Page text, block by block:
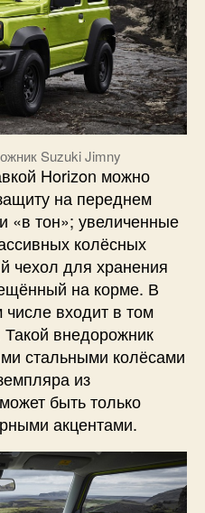
Suzuki Jimny
Horizon можно
на переднем
«в тон»; увеличенные
колёсных
чехол для хранения
на корме. В
числе входит в том
внедорожник
стальными колёсами
из
быть только
акцентами.